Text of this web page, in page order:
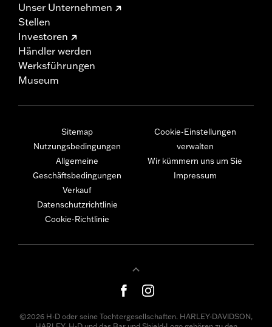
Unser Unternehmen
Stellen
Investoren
Händler werden
Werksführungen
Museum
Sitemap
Nutzungsbedingungen
Allgemeine
Geschäftsbedingungen
Verkauf
Datenschutzrichtlinie
Cookie-Richtlinie
Cookie-Einstellungen
verwalten
Wir kümmern uns um Sie
Impressum
©2026 H-D oder seine Tochtergesellschaften. HARLEY-DAVIDSON,